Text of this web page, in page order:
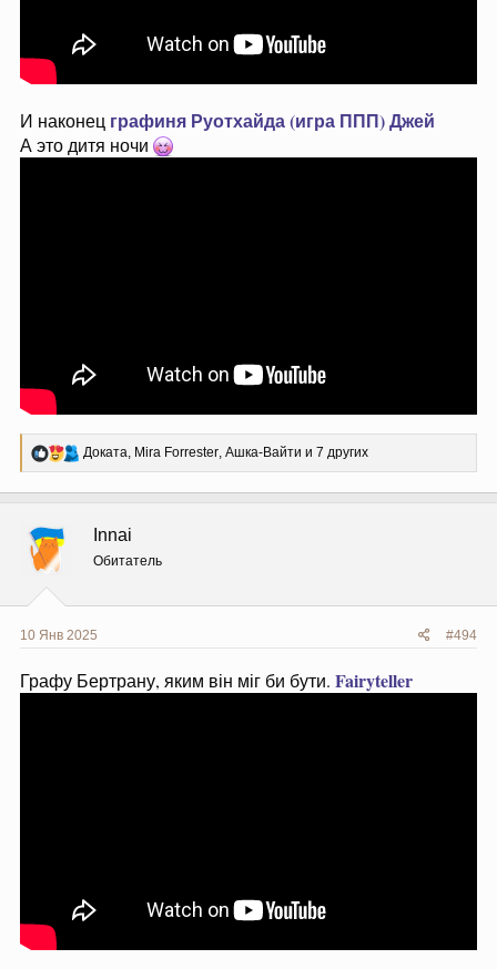
И наконец графиня Руотхайда (игра ППП)Джей
А это дитя ночи
Р
е
Доката, Mira Forrester, Ашка-Вайти и 7 других
Innai
Обитатель
10 Янв 2025 #494
Графу Бертрану, яким він міг би бути. Fairyteller